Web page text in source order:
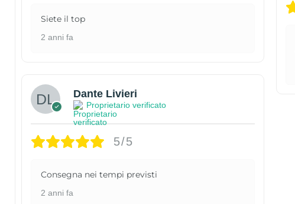
Siete il top
2 anni fa
Dante Livieri
Proprietario verificato
5/5
Consegna nei tempi previsti
2 anni fa